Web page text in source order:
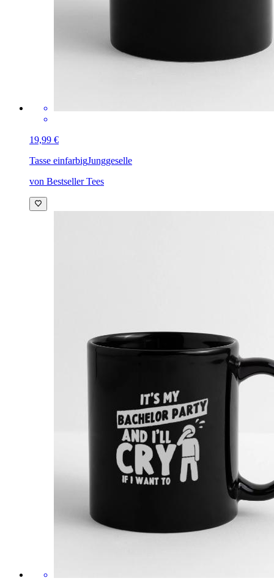
19,99 €
Tasse einfarbigJunggeselle
von Bestseller Tees